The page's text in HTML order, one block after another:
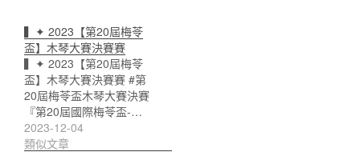
▍✦ 2023【第20屆梅苓
盃】木琴大賽決賽賽
▍✦ 2023【第20屆梅苓
盃】木琴大賽決賽賽 #第
20屆梅苓盃木琴大賽決賽
『第20屆國際梅苓盃-…
2023-12-04
類似文章